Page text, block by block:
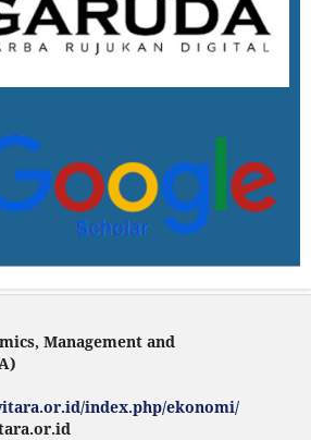
Management and
index.php/ekonomi/